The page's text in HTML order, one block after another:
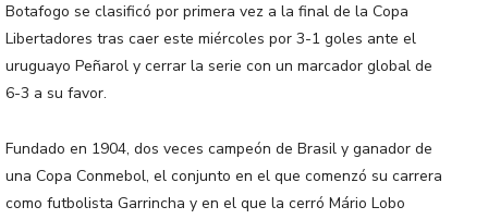
Botafogo se clasificó por primera vez a la final de la Copa
Libertadores tras caer este miércoles por 3-1 goles ante el
uruguayo Peñarol y cerrar la serie con un marcador global de
6-3 a su favor.
Fundado en 1904, dos veces campeón de Brasil y ganador de
una Copa Conmebol, el conjunto en el que comenzó su carrera
como futbolista Garrincha y en el que la cerró Mário Lobo